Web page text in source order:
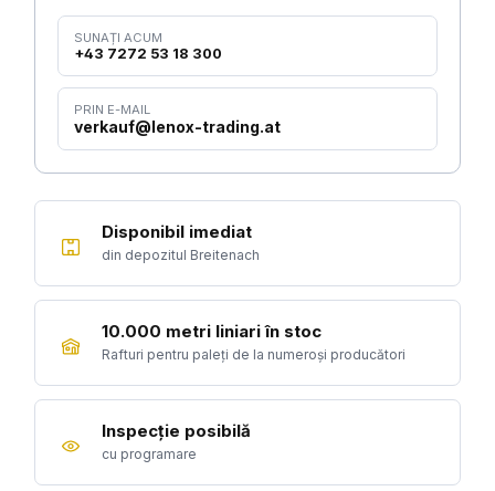
SUNAȚI ACUM
+43 7272 53 18 300
PRIN E-MAIL
verkauf@lenox-trading.at
Disponibil imediat
din depozitul Breitenach
10.000 metri liniari în stoc
Rafturi pentru paleți de la numeroși producători
Inspecție posibilă
cu programare